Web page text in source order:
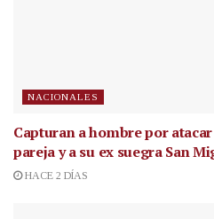
NACIONALES
Capturan a hombre por
pareja y a su ex suegra San
HACE 2 DÍAS